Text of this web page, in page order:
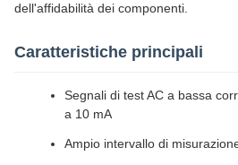
dell'affidabilità dei componenti.
Caratteristiche principali
Segnali di test AC a bassa
a 10 mA
Ampio intervallo di